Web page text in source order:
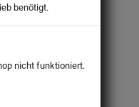
Eiweiß und Salz
benötigt.
nicht funktioniert.